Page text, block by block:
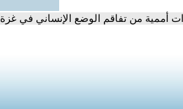
أممية من تفاقم الوضع الإنساني في غزة